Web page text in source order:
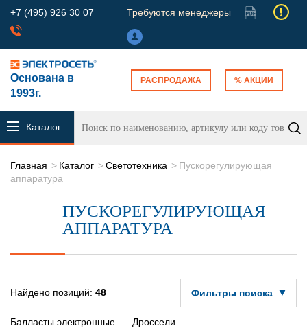
+7 (495) 926 30 07 Требуются менеджеры
Основана в
1993г.
РАСПРОДАЖА % АКЦИИ
Каталог
Главная Каталог Светотехника
Пускорегулирующая
аппаратура
ПУСКОРЕГУЛИРУЮЩАЯ
АППАРАТУРА
Найдено позиций: 48 Фильтры поиска
Балласты электронные Дроссели